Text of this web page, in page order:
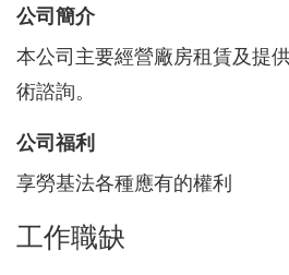
公司簡介
本公司主要經營廠房租賃及提
術諮詢。
公司福利
享勞基法各種應有的權利
工作職缺